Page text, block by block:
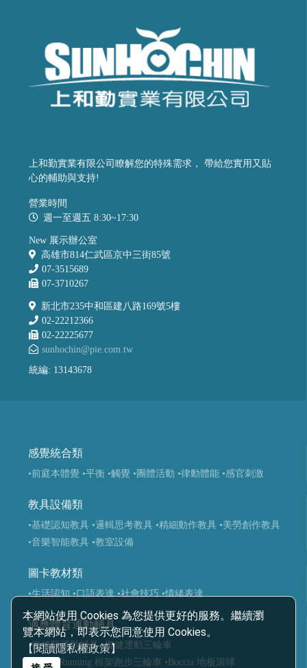
本網站使用 Cookies 為您提供更好的服務。繼續瀏
覽本網站，即表示您同意使用 Cookies。
【閱讀隱私權政策】
上和勤實業有限公司瞭解您的特殊需求， 帶給您實用又貼
心的輔助與支持!
營業時間
週一至週五 8:30~17:30
New 展示辦公室
高雄市814仁武區京中三街85號
07-3515689
07-3710267
新北市235中和區建八路169號5樓
02-22212366
02-22225677
sunhochin@pie.com.tw
統編: 13143678
感覺統合類
•前庭本體覺 •平衡 •觸覺 •團體活動 •律動體能 •感官刺激
教具設備類
•基礎認知教具 •邏輯思考教具 •精細動作教具 •美勞創作教具
•音樂智能教具 •教室設備
圖卡教材類
•生活認知 •口語表達 •社會技巧 •情緒表達
適應體育運動輔具
•復健類運動輔具 •復健運動三輪車
•Frame Running 框架跑步三輪車 •Boccia 地板滾球